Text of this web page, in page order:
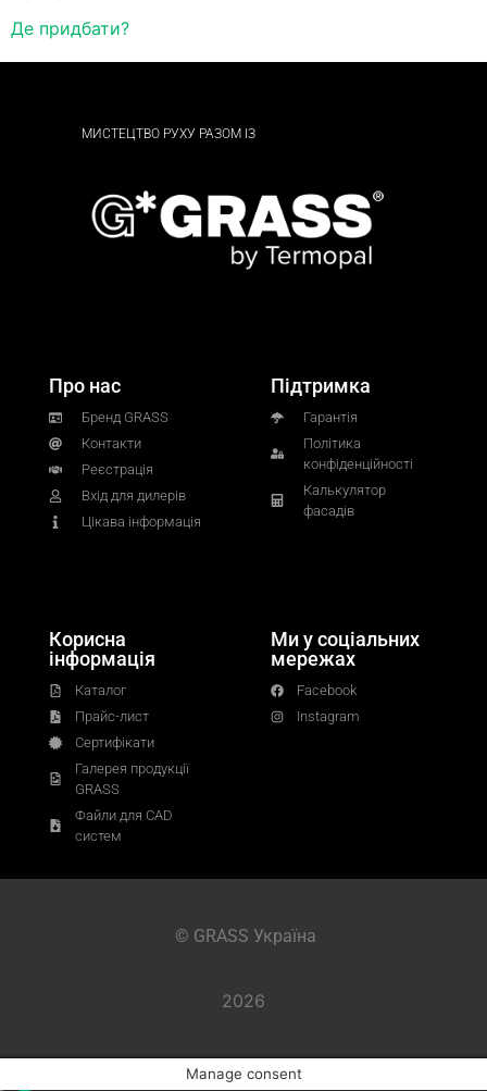
Де придбати?
МИСТЕЦТВО РУХУ РАЗОМ ІЗ
Про нас
Бренд GRASS
Контакти
Реєстрація
Вхід для дилерів
Цікава інформація
Підтримка
Гарантія
Політика
конфіденційності
Калькулятор
фасадів
Корисна
інформація
Каталог
Прайс-лист
Сертифікати
Галерея продукції
GRASS
Файли для CAD
систем
Ми у соціальних
мережах
Facebook
Instagram
© GRASS Україна
2026
Manage consent